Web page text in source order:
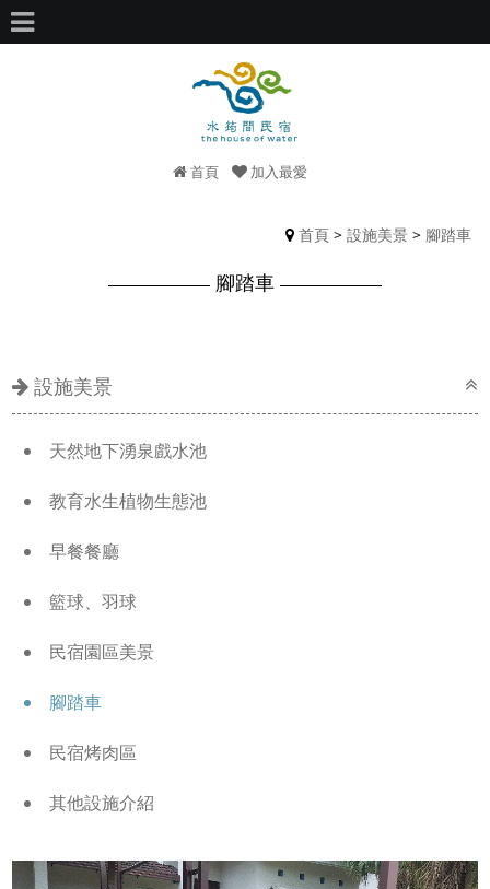
首頁 加入最愛
首頁> 設施美景> 腳踏車
腳踏車
設施美景
天然地下湧泉戲水池
教育水生植物生態池
早餐餐廳
籃球、羽球
民宿園區美景
腳踏車
民宿烤肉區
其他設施介紹